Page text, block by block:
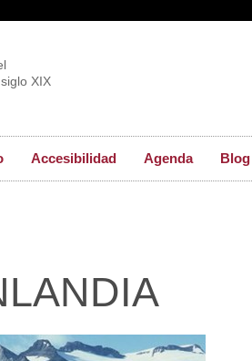
XIX
Accesibilidad Agenda Blog